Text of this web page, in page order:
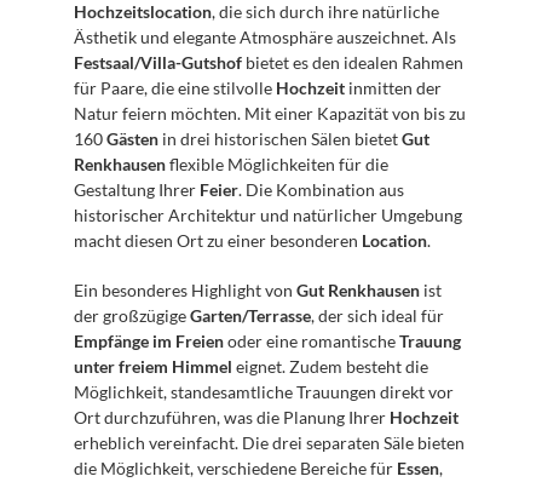
Hochzeitslocation, die sich durch ihre natürliche
Festsaal/Villa-Gutshof bietet es den idealen Rahmen
für Paare, die eine stilvolle Hochzeit inmitten der
Natur feiern möchten. Mit einer Kapazität von bis zu
160 Gästen in drei historischen Sälen bietet Gut
Renkhausen flexible Möglichkeiten für die
Gestaltung Ihrer Feier. Die Kombination aus
historischer Architektur und natürlicher Umgebung
macht diesen Ort zu einer besonderen Location.
Ein besonderes Highlight von Gut Renkhausen ist
der großzügige Garten/Terrasse
Empfänge im Freien oder eine romantische Trauung
unter freiem Himmel eignet. Zudem besteht die
Möglichkeit, standesamtliche Trauungen direkt vor
Ort durchzuführen, was die Planung Ihrer Hochzeit
erheblich vereinfacht. Die drei separaten Säle bieten
die Möglichkeit, verschiedene Bereiche für Essen